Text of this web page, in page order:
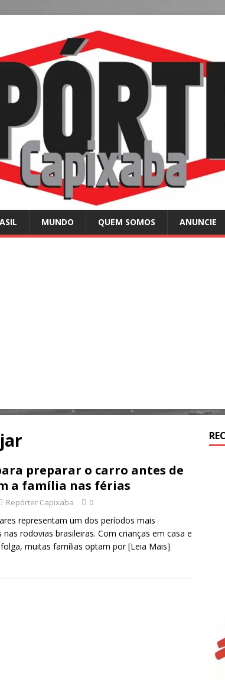
MUNDO QUEM SOMOS ANUNCIE
preparar o carro antes de
a família nas férias
Repórter Capixaba 0
representam um dos períodos mais
rodovias brasileiras. Com crianças em casa e
muitas famílias optam por[Leia Mais]